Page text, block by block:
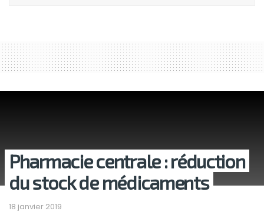
Pharmacie centrale : réduction
du stock de médicaments
18 janvier 2019